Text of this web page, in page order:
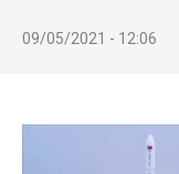
09/05/2021 - 12:06